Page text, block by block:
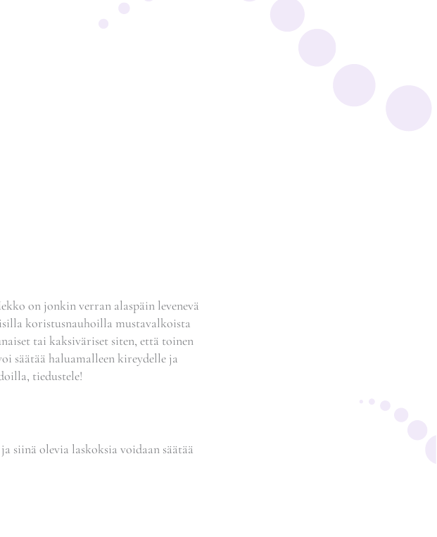
on jonkin verran alaspäin levenevä
koristusnauhoilla mustavalkoista
tai kaksiväriset siten, että toinen
säätää haluamalleen kireydelle ja
tiedustele!
siinä olevia laskoksia voidaan säätää